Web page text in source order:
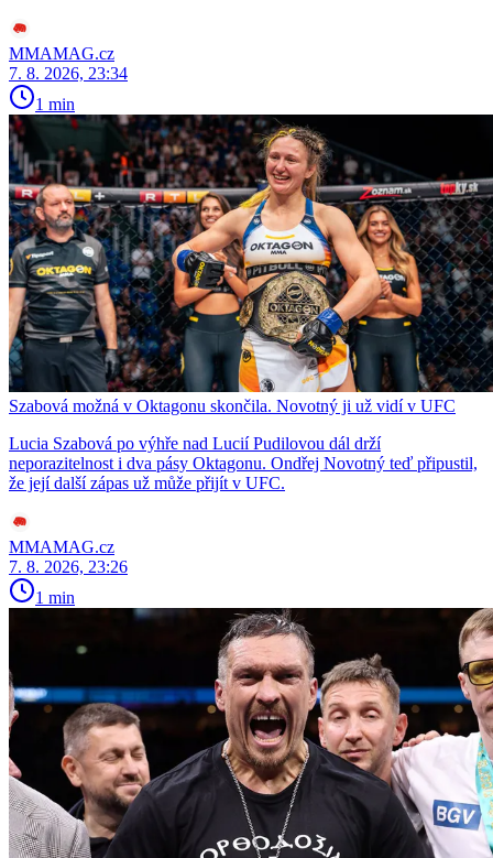
MMAMAG.cz
7. 8. 2026, 23:34
1 min
Szabová možná v Oktagonu skončila. Novotný ji už vidí v UFC
Lucia Szabová po výhře nad Lucií Pudilovou dál drží
neporazitelnost i dva pásy Oktagonu. Ondřej Novotný teď připustil,
že její další zápas už může přijít v UFC.
MMAMAG.cz
7. 8. 2026, 23:26
1 min